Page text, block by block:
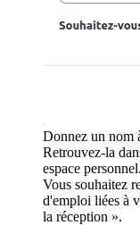
Donnez un nom
Retrouvez-la
espace personnel.
Vous souhaitez
d'emploi liées à
la réception ».